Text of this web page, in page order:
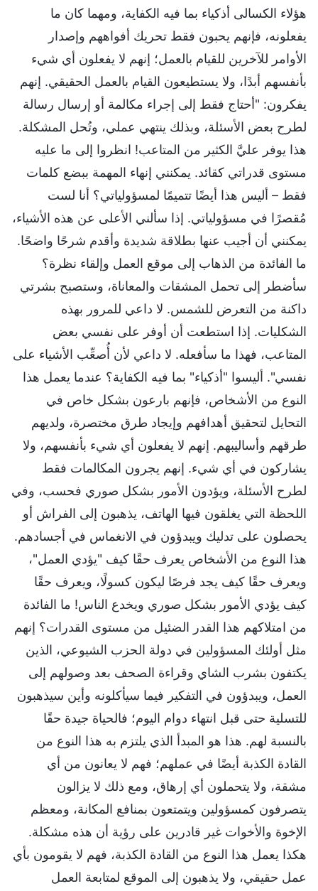
هؤلاء الكسالى أذكياء بما فيه الكفاية، ومهما كان ما
يفعلونه، فإنهم يحبون فقط تحريك أفواههم وإصدار
الأوامر للآخرين للقيام بالعمل؛ إنهم لا يفعلون أي شيء
بأنفسهم أبدًا، ولا يستطيعون القيام بالعمل الحقيقي. إنهم
يفكرون: "أحتاج فقط إلى إجراء مكالمة أو إرسال رسالة
لطرح بعض الأسئلة، وبذلك ينتهي عملي، وتُحل المشكلة.
هذا يوفر عليَّ الكثير من المتاعب! انظروا إلى ما عليه
مستوى قدراتي كقائد. يمكنني إنهاء المهمة ببضع كلمات
فقط – أليس هذا أيضًا تتميمًا لمسؤولياتي؟ أنا لست
مُقصرًا في مسؤولياتي. إذا سألني الأعلى عن هذه الأشياء،
يمكنني أن أجيب عنها بطلاقة شديدة وأقدم شرحًا واضحًا.
ما الفائدة من الذهاب إلى موقع العمل وإلقاء نظرة؟
سأضطر إلى تحمل المشقات والمعاناة، وستصبح بشرتي
داكنة من التعرض للشمس. لا داعي للمرور بهذه
الشكليات. إذا استطعت أن أوفر على نفسي بعض
المتاعب، فهذا ما سأفعله. لا داعي لأن أُصعِّب الأشياء على
نفسي". أليسوا "أذكياء" بما فيه الكفاية؟ عندما يعمل هذا
النوع من الأشخاص، فإنهم بارعون بشكل خاص في
التحايل لتحقيق أهدافهم وإيجاد طرق مختصرة، ولديهم
طرقهم وأساليبهم. إنهم لا يفعلون أي شيء بأنفسهم، ولا
يشاركون في أي شيء. إنهم يجرون المكالمات فقط
لطرح الأسئلة، ويؤدون الأمور بشكل صوري فحسب، وفي
اللحظة التي يغلقون فيها الهاتف، يذهبون إلى الفراش أو
يحصلون على تدليك ويبدؤون في الانغماس في أجسادهم.
هذا النوع من الأشخاص يعرف حقًا كيف "يؤدي العمل"،
ويعرف حقًا كيف يجد فرصًا ليكون كسولًا، ويعرف حقًا
كيف يؤدي الأمور بشكل صوري ويخدع الناس! ما الفائدة
من امتلاكهم هذا القدر الضئيل من مستوى القدرات؟ إنهم
مثل أولئك المسؤولين في دولة الحزب الشيوعي، الذين
يكتفون بشرب الشاي وقراءة الصحف بعد وصولهم إلى
العمل، ويبدؤون في التفكير فيما سيأكلونه وأين سيذهبون
للتسلية حتى قبل انتهاء دوام اليوم؛ فالحياة جيدة حقًا
بالنسبة لهم. هذا هو المبدأ الذي يلتزم به هذا النوع من
القادة الكذبة أيضًا في عملهم؛ فهم لا يعانون من أي
مشقة، ولا يتحملون أي إرهاق، ومع ذلك لا يزالون
يتصرفون كمسؤولين ويتمتعون بمنافع المكانة، ومعظم
الإخوة والأخوات غير قادرين على رؤية أن هذه مشكلة.
هكذا يعمل هذا النوع من القادة الكذبة، فهم لا يقومون بأي
عمل حقيقي، ولا يذهبون إلى الموقع لمتابعة العمل